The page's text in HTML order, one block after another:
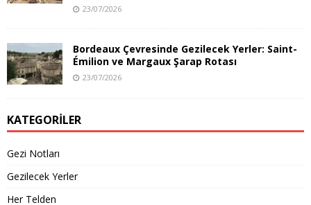
23/07/2026
Bordeaux Çevresinde Gezilecek Yerler: Saint-
Émilion ve Margaux Şarap Rotası
23/07/2026
KATEGORILER
Gezi Notları
Gezilecek Yerler
Her Telden